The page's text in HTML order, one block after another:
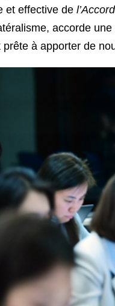
et effective de
accorde
prête à apporter de